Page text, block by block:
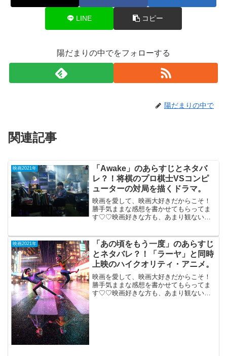
LINE コピー
陽だまりの中でをフォローする
陽だまりの中で
関連記事
映画2021年
「Awake」のあらすじとネタバ
レ？！将棋のプロ棋士VSコンピ
ューターの対局を描くドラマ。
映画を愛して、映画大好きだからこそ！
勝手気ままな感想を書かせてもらってま
す♡♡映画好きな方も、あまり観ない方
VSコンピューターの対局を描くドラマ。
棋...
映画2021年
「あの頃をもう一度」のあらすじ
とネタバレ？！「ラーヤ」と同時
上映のハイクオリティ・アニメ。
映画を愛して、映画大好きだからこそ！
勝手気ままな感想を書かせてもらってま
す♡♡映画好きな方も、あまり観ない方